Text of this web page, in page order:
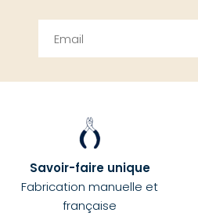
Savoir-faire unique
Fabrication manuelle et
française